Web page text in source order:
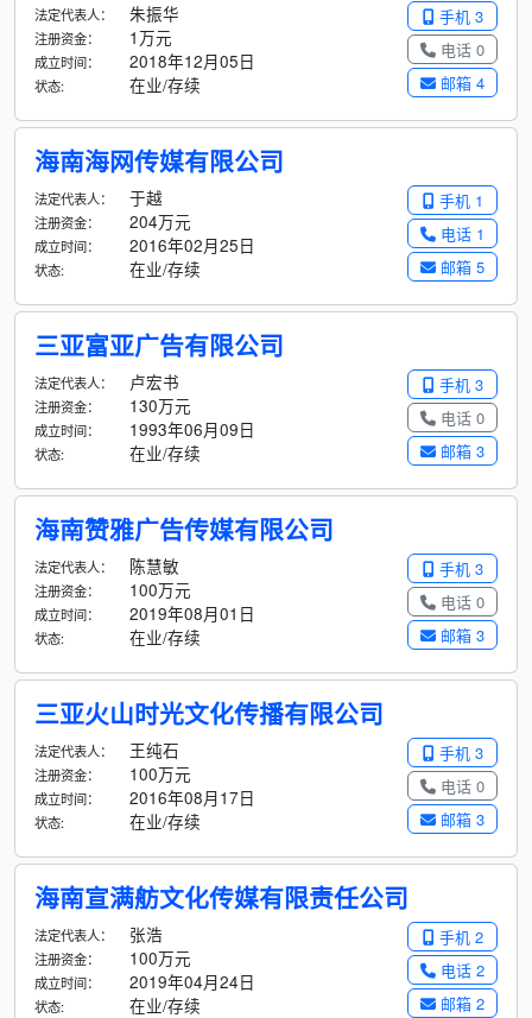
手机 3
电话 0
邮箱 4
法定代表人： 朱振华
注册资金： 1万元
成立时间： 2018年12月05日
状态: 在业/存续
海南海网传媒有限公司
手机 1
电话 1
邮箱 5
法定代表人： 于越
注册资金： 204万元
成立时间： 2016年02月25日
状态: 在业/存续
三亚富亚广告有限公司
手机 3
电话 0
邮箱 3
法定代表人： 卢宏书
注册资金： 130万元
成立时间： 1993年06月09日
状态: 在业/存续
海南赞雅广告传媒有限公司
手机 3
电话 0
邮箱 3
法定代表人： 陈慧敏
注册资金： 100万元
成立时间： 2019年08月01日
状态: 在业/存续
三亚火山时光文化传播有限公司
手机 3
电话 0
邮箱 3
法定代表人： 王纯石
注册资金： 100万元
成立时间： 2016年08月17日
状态: 在业/存续
海南宣满舫文化传媒有限责任公司
手机 2
电话 2
邮箱 2
法定代表人： 张浩
注册资金： 100万元
成立时间： 2019年04月24日
状态: 在业/存续